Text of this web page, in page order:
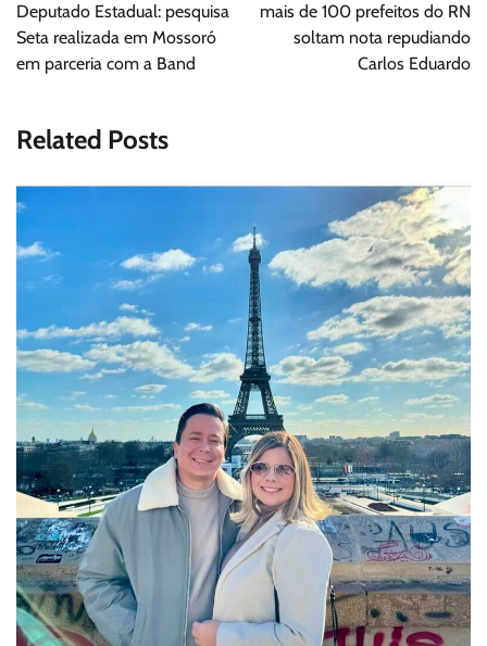
Post
Deputado Estadual: pesquisa
Seta realizada em Mossoró
em parceria com a Band
mais de 100 prefeitos do RN
soltam nota repudiando
Carlos Eduardo
Related Posts